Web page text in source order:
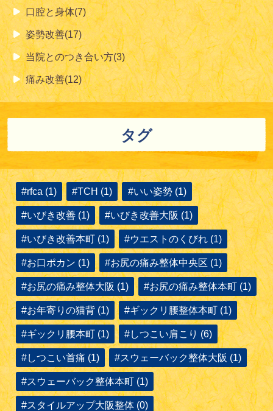
口腔と身体(7)
姿勢改善(17)
当院とのつき合い方(3)
痛み改善(12)
タグ
#rfca (1) #TCH (1) #いい姿勢 (1)
#いびき改善 (1) #いびき改善大阪 (1)
#いびき改善本町 (1) #ウエストのくびれ (1)
#お口ポカン (1) #お尻の痛み整体中央区 (1)
#お尻の痛み整体大阪 (1) #お尻の痛み整体本町 (1)
#お年寄りの猫背 (1) #ギックリ腰整体本町 (1)
#ギックリ腰本町 (1) #しつこい肩こり (6)
#しつこい首痛 (1) #スウェーバック整体大阪 (1)
#スウェーバック整体本町 (1)
#スタイルアップ大阪整体 (0)